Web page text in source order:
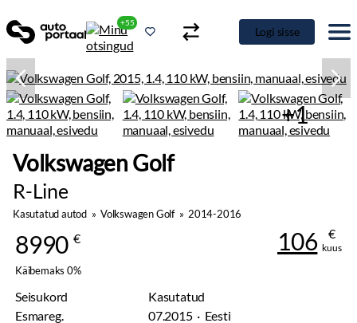
+55
Logi sisse
+1
Volkswagen Golf
R-Line
Kasutatud autod »Volkswagen Golf» 2014-2016
8990 € 106 €
kuus
Käibemaks 0%
Seisukord
Kasutatud
Esmareg.
07.2015 · Eesti